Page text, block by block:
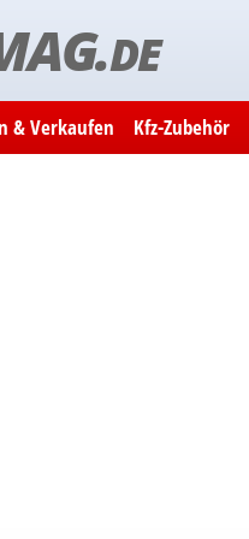
DE
& Verkaufen Kfz-Zubehör